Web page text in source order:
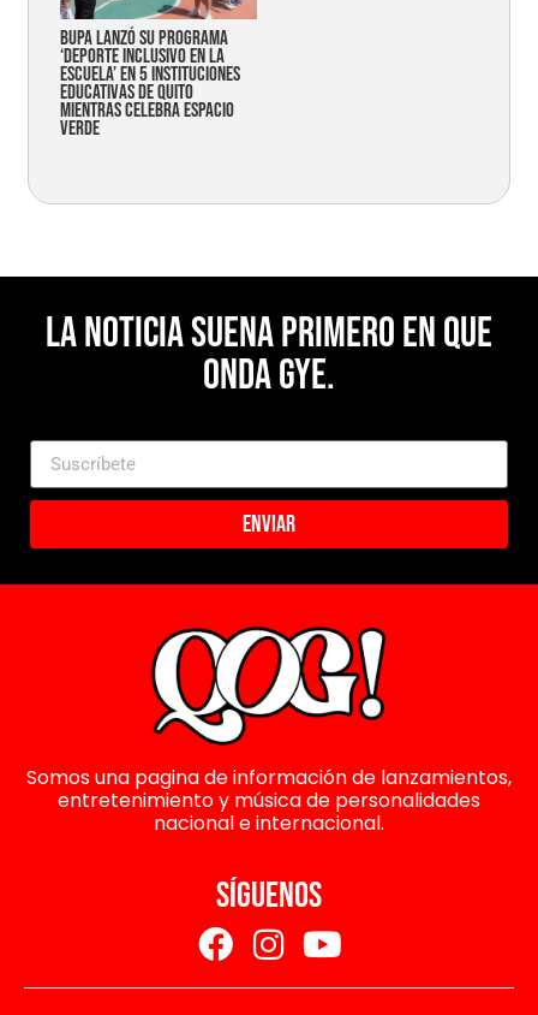
Bupa lanzó su programa
‘Deporte Inclusivo en la
Escuela’ en 5 instituciones
educativas de Quito
mientras celebra espacio
verde
La noticia suena primero en Que
Onda Gye.
Enviar
Somos una pagina de información de lanzamientos,
entretenimiento y música de personalidades
nacional e internacional.
SÍGUENOS